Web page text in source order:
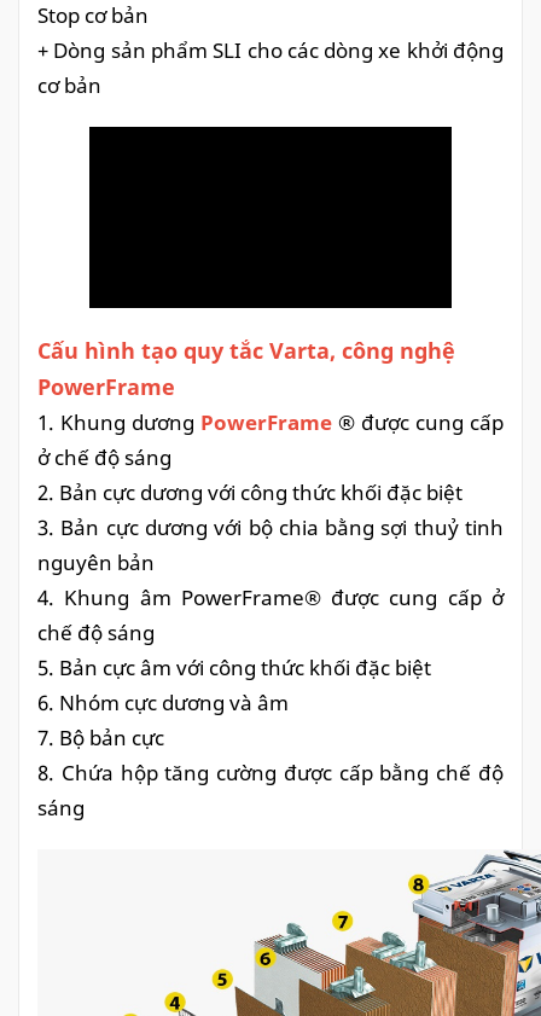
Stop cơ bản
+ Dòng sản phẩm SLI cho các dòng xe khởi động
cơ bản
Cấu hình tạo quy tắc Varta, công nghệ
PowerFrame
1. Khung dương PowerFrame ® được cung cấp
ở chế độ sáng
2. Bản cực dương với công thức khối đặc biệt
3. Bản cực dương với bộ chia bằng sợi thuỷ tinh
nguyên bản
4. Khung âm PowerFrame® được cung cấp ở
chế độ sáng
5. Bản cực âm với công thức khối đặc biệt
6. Nhóm cực dương và âm
7. Bộ bản cực
8. Chứa hộp tăng cường được cấp bằng chế độ
sáng